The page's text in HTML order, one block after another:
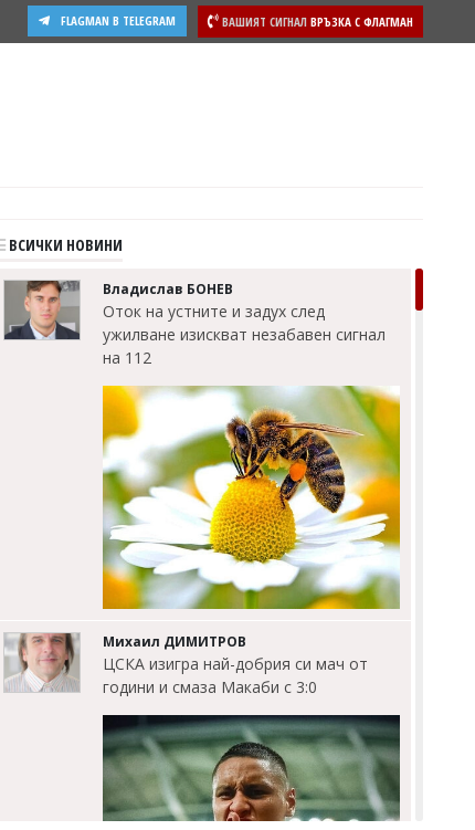
ВАШИЯТ СИГНАЛ ВРЪЗКА С ФЛАГМАН
FLAGMAN В TELEGRAM
ВСИЧКИ НОВИНИ
Владислав БОНЕВ
Оток на устните и задух след
ужилване изискват незабавен сигнал
на 112
Михаил ДИМИТРОВ
ЦСКА изигра най-добрия си мач от
години и смаза Макаби с 3:0